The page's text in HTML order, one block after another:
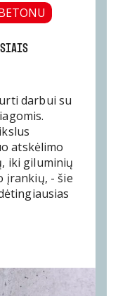
darbui su
atskėlimo
iki giluminių
įrankių, - šie